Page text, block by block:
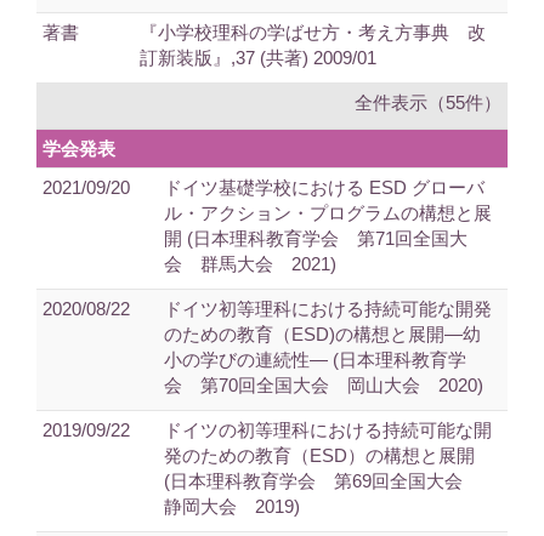
著書
『小学校理科の学ばせ方・考え方事典 改
訂新装版』,37 (共著) 2009/01
全件表示（55件）
学会発表
2021/09/20
ドイツ基礎学校における ESD グローバ
ル・アクション・プログラムの構想と展
開 (日本理科教育学会 第71回全国大
会 群馬大会 2021)
2020/08/22
ドイツ初等理科における持続可能な開発
のための教育（ESD)の構想と展開―幼
小の学びの連続性― (日本理科教育学
会 第70回全国大会 岡山大会 2020)
2019/09/22
ドイツの初等理科における持続可能な開
発のための教育（ESD）の構想と展開
(日本理科教育学会 第69回全国大会
静岡大会 2019)